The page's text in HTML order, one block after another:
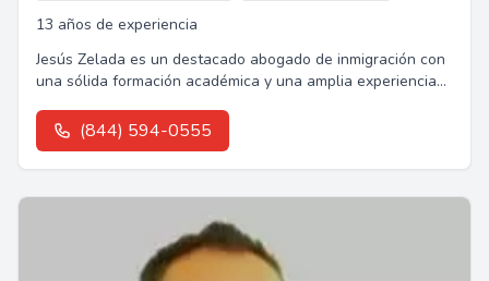
13 años de experiencia
Jesús Zelada es un destacado abogado de inmigración con
una sólida formación académica y una amplia experiencia
(844) 594-0555